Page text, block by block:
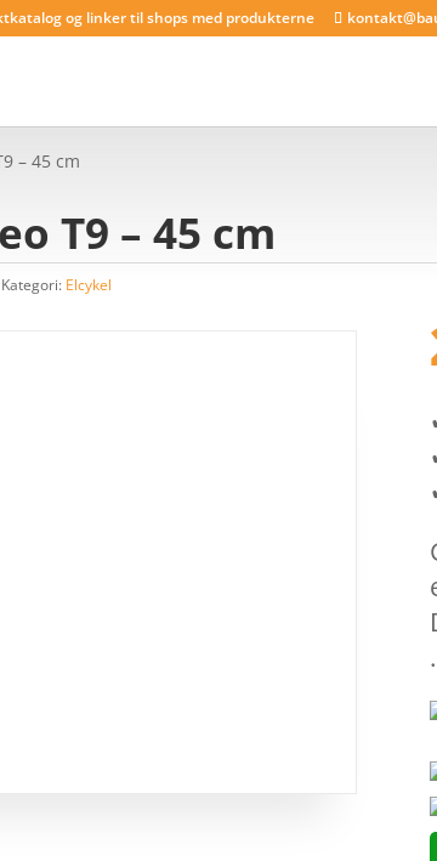
og linker til shops med produkterne
– 45 cm
T9 – 45 cm
Kategori: Elcykel